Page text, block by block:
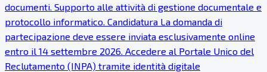
documenti. Supporto alle attività di gestione documentale e
protocollo informatico. Candidatura La domanda di
partecipazione deve essere inviata esclusivamente online
entro il 14 settembre 2026. Accedere al Portale Unico del
Reclutamento (INPA) tramite identità digitale